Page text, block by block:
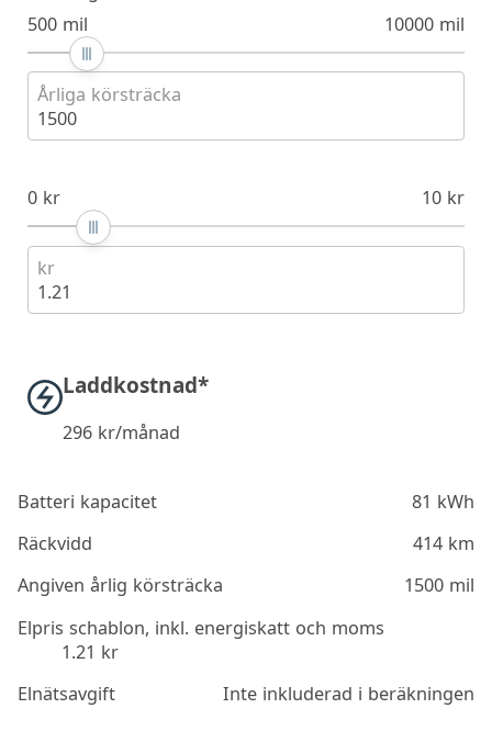
500 mil
10000 mil
Årliga körsträcka
1500
0 kr 10 kr
kr
1.21
Laddkostnad*
296kr/månad
Batteri kapacitet
81 kWh
Räckvidd
414 km
Angiven årlig körsträcka
1500 mil
Elpris schablon, inkl. energiskatt och moms
1.21 kr
Elnätsavgift
Inte inkluderad i beräkningen